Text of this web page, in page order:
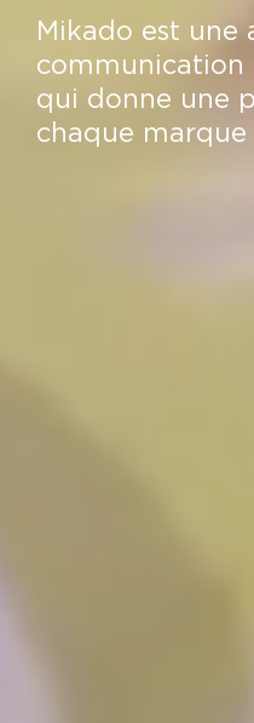
Mikado est une
communication
qui donne une
chaque marque